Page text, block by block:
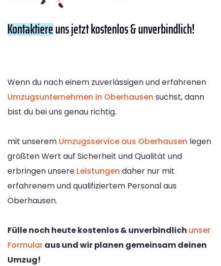
Kontaktiereuns jetzt kostenlos & unverbindlich!
Wenn du nach einem zuverlässigen und erfahrenen
Umzugsunternehmen in Oberhausen suchst, dann
bist du bei uns genau richtig.
mit unserem Umzugsservice aus Oberhausen legen
größten Wert auf Sicherheit und Qualität und
erbringen unsere Leistungen daher nur mit
erfahrenem und qualifiziertem Personal aus
Oberhausen.
Fülle noch heute kostenlos & unverbindlich unser
Formularaus und wir planen gemeinsam deinen
Umzug!